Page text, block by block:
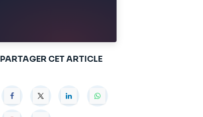
PARTAGER CET ARTICLE